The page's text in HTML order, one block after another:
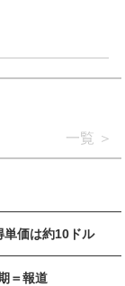
一覧
単価は約10ドル
＝報道